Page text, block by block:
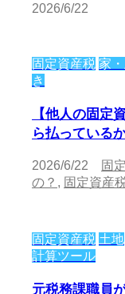
2026/6/22
固定資産税 家
き
【他人の固定
ら払っている
2026/6/22
固
の？ , 固定資産
固定資産税 土地
計算ツール
元税務課職員